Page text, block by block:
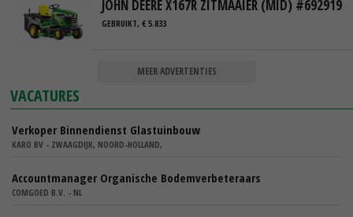
JOHN DEERE X167R ZITMAAIER (MID) #692919
GEBRUIKT, € 5.833
MEER ADVERTENTIES
VACATURES
Verkoper Binnendienst Glastuinbouw
KARO BV - ZWAAGDIJK, NOORD-HOLLAND,
Accountmanager Organische Bodemverbeteraars
COMGOED B.V. - NL